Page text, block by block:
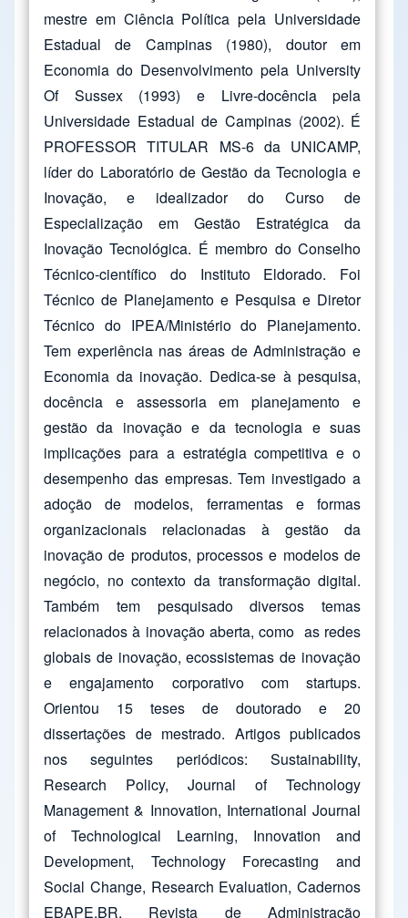
mestre em Ciência Política pela Universidade
Estadual de Campinas (1980), doutor em
Economia do Desenvolvimento pela University
Of Sussex (1993) e Livre-docência pela
Universidade Estadual de Campinas (2002). É
PROFESSOR TITULAR MS-6 da UNICAMP,
líder do Laboratório de Gestão da Tecnologia e
Inovação, e idealizador do Curso de
Especialização em Gestão Estratégica da
Inovação Tecnológica. É membro do Conselho
Técnico-científico do Instituto Eldorado. Foi
Técnico de Planejamento e Pesquisa e Diretor
Técnico do IPEA/Ministério do Planejamento.
Tem experiência nas áreas de Administração e
Economia da inovação. Dedica-se à pesquisa,
docência e assessoria em planejamento e
gestão da inovação e da tecnologia e suas
implicações para a estratégia competitiva e o
desempenho das empresas. Tem investigado a
adoção de modelos, ferramentas e formas
organizacionais relacionadas à gestão da
inovação de produtos, processos e modelos de
negócio, no contexto da transformação digital.
Também tem pesquisado diversos temas
relacionados à inovação aberta, como as redes
globais de inovação, ecossistemas de inovação
e engajamento corporativo com startups.
Orientou 15 teses de doutorado e 20
dissertações de mestrado. Artigos publicados
nos seguintes periódicos: Sustainability,
Research Policy, Journal of Technology
Management & Innovation, International Journal
of Technological Learning, Innovation and
Development, Technology Forecasting and
Social Change, Research Evaluation, Cadernos
EBAPE.BR, Revista de Administração